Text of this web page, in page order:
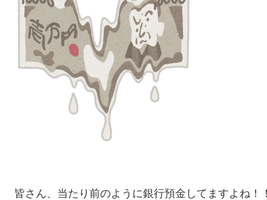
皆さん、当たり前のように銀行預金してますよね！